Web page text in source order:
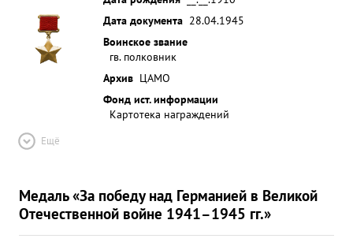
Дата документа 28.04.1945
Воинское звание
гв. полковник
Архив ЦАМО
Фонд ист. информации
Картотека награждений
Ещё
Медаль «За победу над Германией в Великой
Отечественной войне 1941–1945 гг.»